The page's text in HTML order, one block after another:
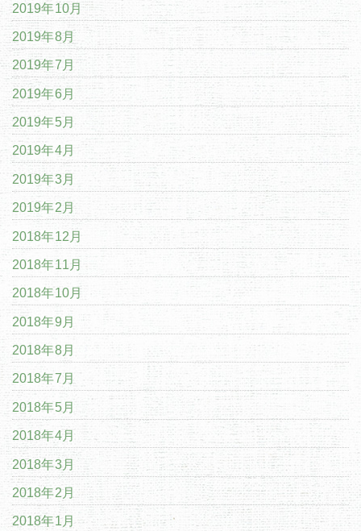
2019年10月
2019年8月
2019年7月
2019年6月
2019年5月
2019年4月
2019年3月
2019年2月
2018年12月
2018年11月
2018年10月
2018年9月
2018年8月
2018年7月
2018年5月
2018年4月
2018年3月
2018年2月
2018年1月